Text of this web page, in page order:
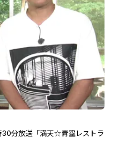
30分放送「満天☆青空レストラ